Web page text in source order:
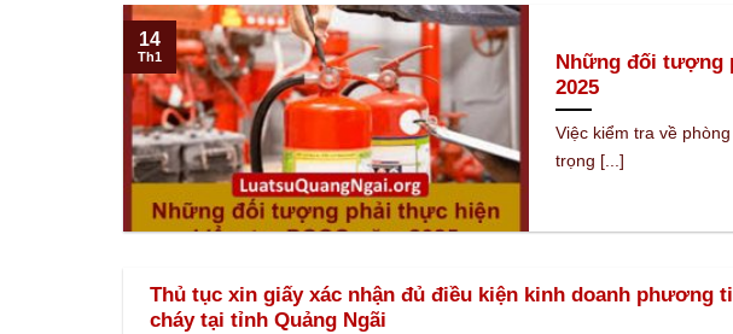
Những đối tượng
2025
Việc kiểm tra về
trọng [...]
14
Th1
Thủ tục xin giấy xác nhận đủ điều kiện kinh doanh phương
cháy tại tỉnh Quảng Ngãi